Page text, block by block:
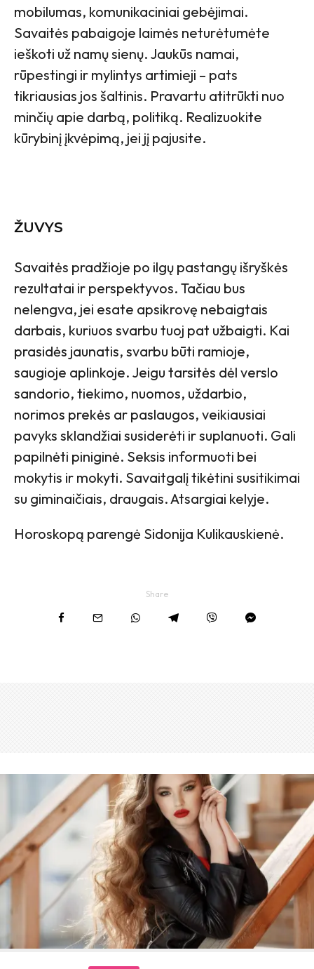
mobilumas, komunikaciniai gebėjimai.
Savaitės pabaigoje laimės neturėtumėte
ieškoti už namų sienų. Jaukūs namai,
rūpestingi ir mylintys artimieji – pats
tikriausias jos šaltinis. Pravartu atitrūkti nuo
minčių apie darbą, politiką. Realizuokite
kūrybinį įkvėpimą, jei jį pajusite.
ŽUVYS
Savaitės pradžioje po ilgų pastangų išryškės
rezultatai ir perspektyvos. Tačiau bus
nelengva, jei esate apsikrovę nebaigtais
darbais, kuriuos svarbu tuoj pat užbaigti. Kai
prasidės jaunatis, svarbu būti ramioje,
saugioje aplinkoje. Jeigu tarsitės dėl verslo
sandorio, tiekimo, nuomos, uždarbio,
norimos prekės ar paslaugos, veikiausiai
pavyks sklandžiai susiderėti ir suplanuoti. Gali
papilnėti piniginė. Seksis informuoti bei
mokytis ir mokyti. Savaitgalį tikėtini susitikimai
su giminaičiais, draugais. Atsargiai kelyje.
Horoskopą parengė Sidonija Kulikauskienė.
Share